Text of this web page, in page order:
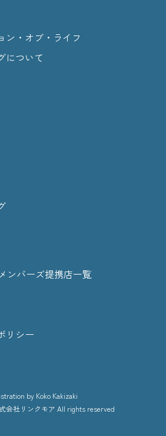
ン・オブ・ライフ
について
ンバーズ提携店一覧
リシー
by Koko Kakizaki
会社リンクモア All rights reserved